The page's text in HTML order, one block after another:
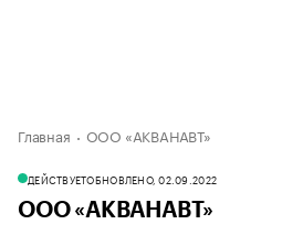
Главная ООО «АКВАНАВТ»
ДЕЙСТВУЕТОБНОВЛЕНО, 02.09.2022
ООО «АКВАНАВТ»